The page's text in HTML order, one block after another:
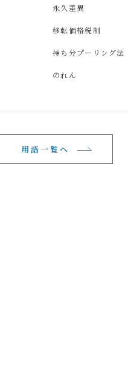
永久差異
移転価格税制
持ち分プーリング法
のれん
用語一覧へ